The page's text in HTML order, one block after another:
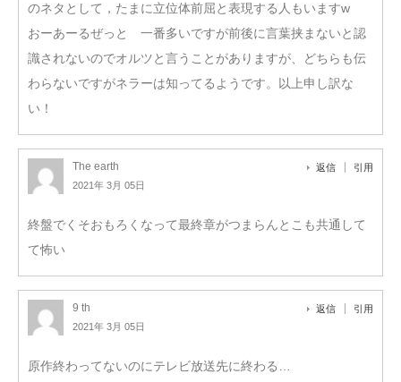
のネタとして，たまに立位体前屈と表現する人もいますw
おーあーるぜっと 一番多いですが前後に言葉挟まないと認
識されないのでオルツと言うことがありますが、どちらも伝
わらないですがネラーは知ってるようです。以上申し訳な
い！
The earth
2021年 3月 05日
返信 引用
終盤でくそおもろくなって最終章がつまらんとこも共通して
て怖い
9 th
2021年 3月 05日
返信 引用
原作終わってないのにテレビ放送先に終わる…